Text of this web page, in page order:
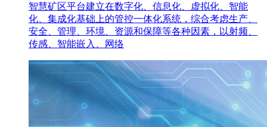
智慧矿区平台建立在数字化、信息化、虚拟化、智能
化、集成化基础上的管控一体化系统，综合考虑生产、
安全、管理、环境、资源和保障等各种因素，以射频、
传感、智能嵌入、网络